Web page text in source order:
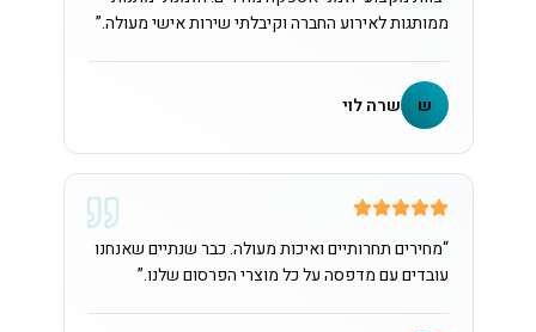
ממותגות לאירוע החברה וקיבלתי שירות אישי מעולה.”
ש שרה לוי
“מחירים תחרותיים ואיכות מעולה. כבר שנתיים שאנחנו
עובדים עם מדפסה על כל מוצרי הפרסום שלנו.”